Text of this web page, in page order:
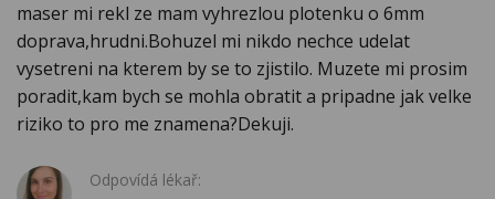
maser mi rekl ze mam vyhrezlou plotenku o 6mm
doprava,hrudni.Bohuzel mi nikdo nechce udelat
vysetreni na kterem by se to zjistilo. Muzete mi prosim
poradit,kam bych se mohla obratit a pripadne jak velke
riziko to pro me znamena?Dekuji.
Odpovídá lékař: